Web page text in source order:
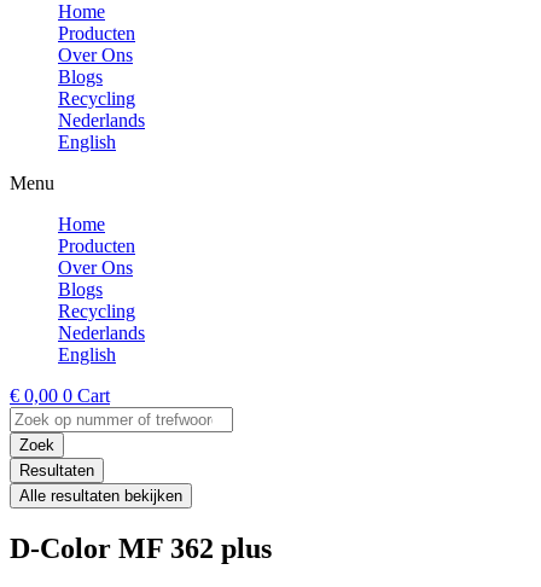
Home
Producten
Over Ons
Blogs
Recycling
Nederlands
English
Menu
Home
Producten
Over Ons
Blogs
Recycling
Nederlands
English
€ 0,00 0 Cart
Search
...Zoek
Resultaten
Alle resultaten bekijken
D-Color MF 362 plus